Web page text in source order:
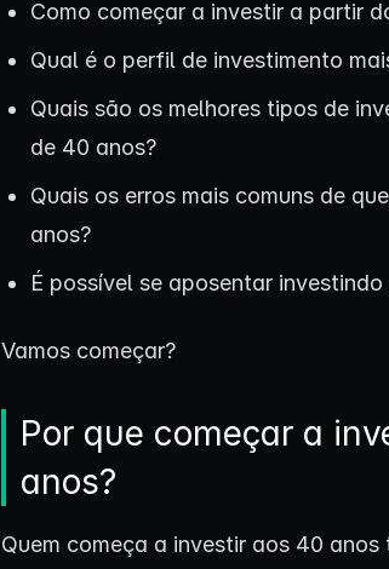
Como começar a investir a partir
Qual é o perfil de investimento
Quais são os melhores tipos de
de 40 anos?
Quais os erros mais comuns de
anos?
É possível se aposentar
Vamos começar?
Por que começar a
anos?
Quem começa a investir aos 40